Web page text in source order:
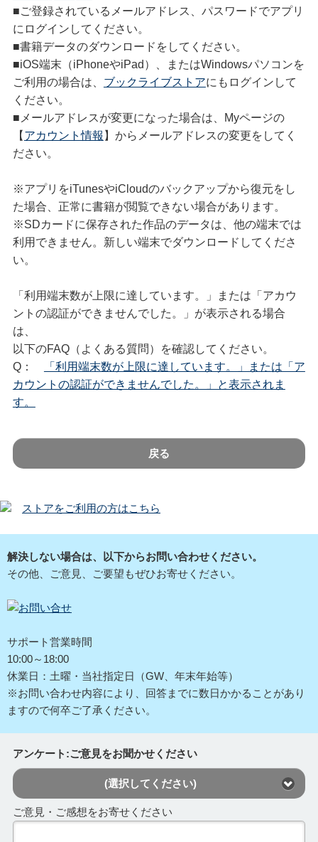
■ご登録されているメールアドレス、パスワードでアプリ
にログインしてください。
■書籍データのダウンロードをしてください。
■iOS端末（iPhoneやiPad）、またはWindowsパソコンを
ご利用の場合は、 ブックライブストアにもログインして
ください。
■メールアドレスが変更になった場合は、Myページの
【 アカウント情報 】からメールアドレスの変更をしてく
ださい。
※アプリをiTunesやiCloudのバックアップから復元をし
た場合、正常に書籍が閲覧できない場合があります。
※SDカードに保存された作品のデータは、他の端末では
利用できません。新しい端末でダウンロードしてくださ
い。
「利用端末数が上限に達しています。」または「アカウ
ントの認証ができませんでした。」が表示される場合
は、
以下のFAQ（よくある質問）を確認してください。
Q：
「利用端末数が上限に達しています。」または「ア
カウントの認証ができませんでした。」と表示されま
す。
戻る
ストアをご利用の方はこちら
解決しない場合は、以下からお問い合わせください。
その他、ご意見、ご要望もぜひお寄せください。
サポート営業時間
10:00～18:00
休業日：土曜・当社指定日（GW、年末年始等）
※お問い合わせ内容により、回答までに数日かかることがあり
ますので何卒ご了承ください。
アンケート:ご意見をお聞かせください
(選択してください)
ご意見・ご感想をお寄せください